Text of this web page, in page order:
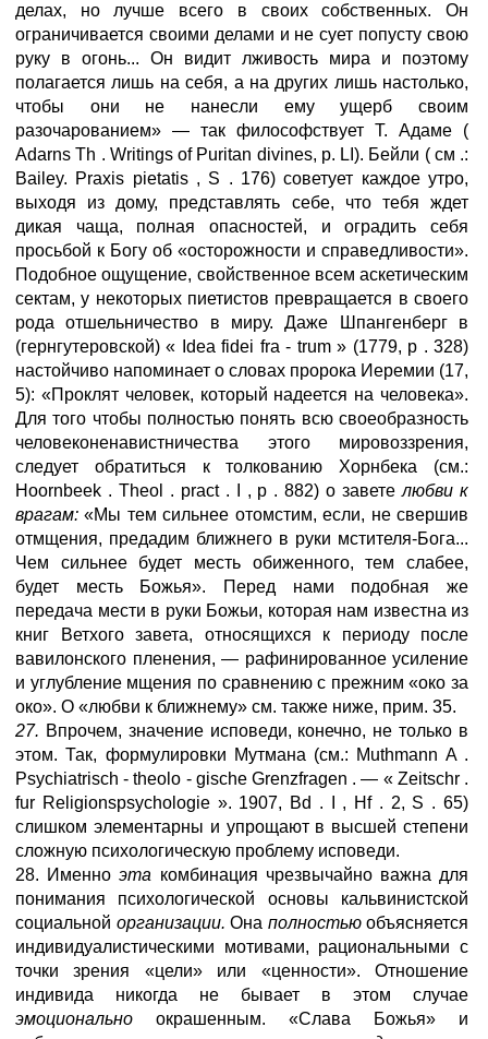
делах, но лучше всего в своих собственных. Он
ограничивается своими делами и не сует попусту свою
руку в огонь... Он видит лживость мира и поэтому
полагается лишь на себя, а на других лишь настолько,
чтобы они не нанесли ему ущерб своим
разочарованием» — так философствует Т. Адаме (
Adarns Th . Writings of Puritan divines, p. LI). Бейли ( см .:
Bailey. Praxis pietatis , S . 176) советует каждое утро,
выходя из дому, представлять себе, что тебя ждет
дикая чаща, полная опасностей, и оградить себя
просьбой к Богу об «осторожности и справедливости».
Подобное ощущение, свойственное всем аскетическим
сектам, у некоторых пиетистов превращается в своего
рода отшельничество в миру. Даже Шпангенберг в
(гернгутеровской) « Idea fidei fra - trum » (1779, p . 328)
настойчиво напоминает о словах пророка Иеремии (17,
5): «Проклят человек, который надеется на человека».
Для того чтобы полностью понять всю своеобразность
человеконенавистничества этого мировоззрения,
следует обратиться к толкованию Хорнбека (см.:
Hoornbeek . Theol . pract . I , p . 882) о заветелюбви к
врагам:«Мы тем сильнее отомстим, если, не свершив
отмщения, предадим ближнего в руки мстителя-Бога...
Чем сильнее будет месть обиженного, тем слабее,
будет месть Божья». Перед нами подобная же
передача мести в руки Божьи, которая нам известна из
книг Ветхого завета, относящихся к периоду после
вавилонского пленения, — рафинированное усиление
и углубление мщения по сравнению с прежним «око за
око». О «любви к ближнему» см. также ниже, прим. 35.
27. Впрочем, значение исповеди, конечно, не только в
этом. Так, формулировки Мутмана (см.: Muthmann A .
Psychiatrisch - theolo - gische Grenzfragen . — « Zeitschr .
fur Religionspsychologie ». 1907, Bd . I , Hf . 2, S . 65)
слишком элементарны и упрощают в высшей степени
сложную психологическую проблему исповеди.
28. Именноэта комбинация чрезвычайно важна для
понимания психологической основы кальвинистской
социальной организации. Она полностью объясняется
индивидуалистическими мотивами, рациональными с
точки зрения «цели» или «ценности». Отношение
индивида никогда не бывает в этом случае
эмоционально окрашенным. «Слава Божья» и